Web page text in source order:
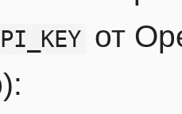
от